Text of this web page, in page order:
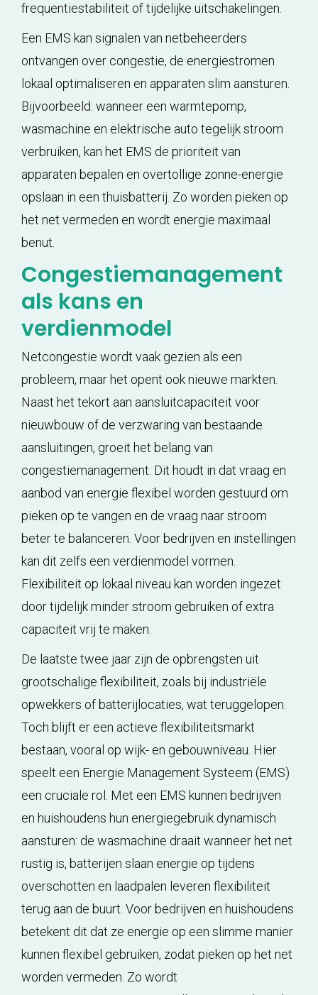
frequentiestabiliteit of tijdelijke uitschakelingen.
Een EMS kan signalen van netbeheerders
ontvangen over congestie, de energiestromen
lokaal optimaliseren en apparaten slim aansturen.
Bijvoorbeeld: wanneer een warmtepomp,
wasmachine en elektrische auto tegelijk stroom
verbruiken, kan het EMS de prioriteit van
apparaten bepalen en overtollige zonne-energie
opslaan in een thuisbatterij. Zo worden pieken op
het net vermeden en wordt energie maximaal
benut.
Congestiemanagement
als kans en
verdienmodel
Netcongestie wordt vaak gezien als een
probleem, maar het opent ook nieuwe markten.
Naast het tekort aan aansluitcapaciteit voor
nieuwbouw of de verzwaring van bestaande
aansluitingen, groeit het belang van
congestiemanagement. Dit houdt in dat vraag en
aanbod van energie flexibel worden gestuurd om
pieken op te vangen en de vraag naar stroom
beter te balanceren. Voor bedrijven en instellingen
kan dit zelfs een verdienmodel vormen.
Flexibiliteit op lokaal niveau kan worden ingezet
door tijdelijk minder stroom gebruiken of extra
capaciteit vrij te maken.
De laatste twee jaar zijn de opbrengsten uit
grootschalige flexibiliteit, zoals bij industriële
opwekkers of batterijlocaties, wat teruggelopen.
Toch blijft er een actieve flexibiliteitsmarkt
bestaan, vooral op wijk- en gebouwniveau. Hier
speelt een Energie Management Systeem (EMS)
een cruciale rol. Met een EMS kunnen bedrijven
en huishoudens hun energiegebruik dynamisch
aansturen: de wasmachine draait wanneer het net
rustig is, batterijen slaan energie op tijdens
overschotten en laadpalen leveren flexibiliteit
terug aan de buurt. Voor bedrijven en huishoudens
betekent dit dat ze energie op een slimme manier
kunnen flexibel gebruiken, zodat pieken op het net
worden vermeden. Zo wordt